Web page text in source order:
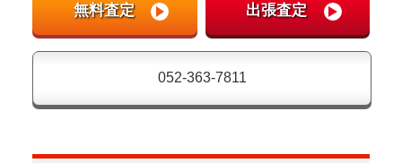
052-363-7811